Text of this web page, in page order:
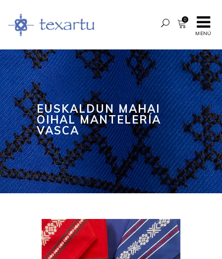
MENÚ
0
EUSKALDUN MAHAI
OIHAL MANTELERÍA
VASCA